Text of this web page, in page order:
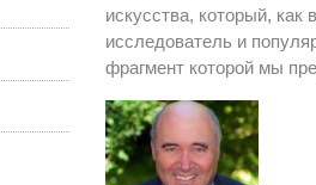
искусства, который,
исследователь и
фрагмент которой мы